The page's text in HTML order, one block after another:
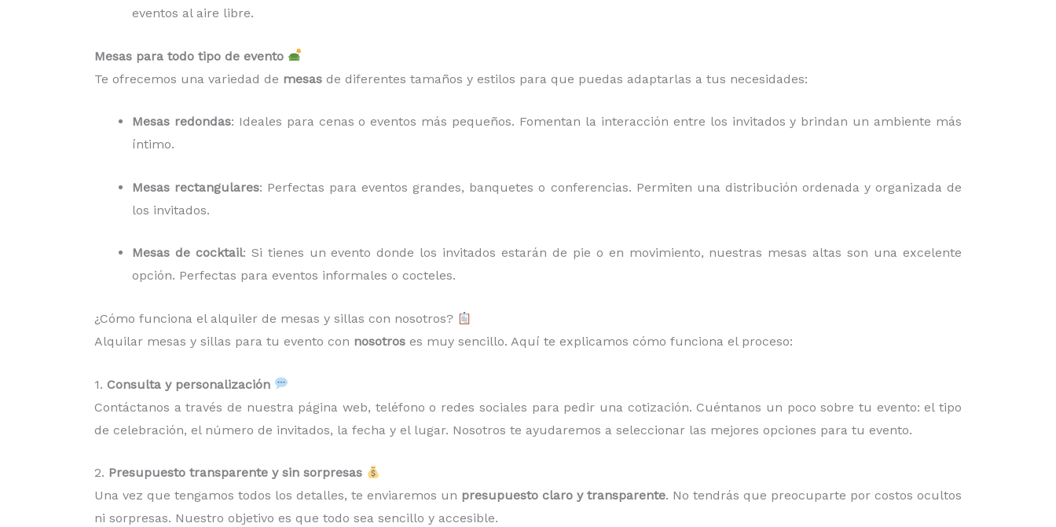
eventos al aire libre.
Mesas para todo tipo de evento
Te ofrecemos una variedad de mesas de diferentes tamaños y estilos para que puedas adaptarlas a tus necesidades:
Mesas redondas: Ideales para cenas o eventos más pequeños. Fomentan la interacción entre los invitados y brindan un ambiente más
íntimo.
Mesas rectangulares: Perfectas para eventos grandes, banquetes o conferencias. Permiten una distribución ordenada y organizada de
los invitados.
Mesas de cocktail: Si tienes un evento donde los invitados estarán de pie o en movimiento, nuestras mesas altas son una excelente
opción. Perfectas para eventos informales o cocteles.
¿Cómo funciona el alquiler de mesas y sillas con nosotros?
Alquilar mesas y sillas para tu evento con nosotros es muy sencillo. Aquí te explicamos cómo funciona el proceso:
1. Consulta y personalización
Contáctanos a través de nuestra página web, teléfono o redes sociales para pedir una cotización. Cuéntanos un poco sobre tu evento: el tipo
de celebración, el número de invitados, la fecha y el lugar. Nosotros te ayudaremos a seleccionar las mejores opciones para tu evento.
2. Presupuesto transparente y sin sorpresas
Una vez que tengamos todos los detalles, te enviaremos un presupuesto claro y transparente. No tendrás que preocuparte por costos ocultos
ni sorpresas. Nuestro objetivo es que todo sea sencillo y accesible.